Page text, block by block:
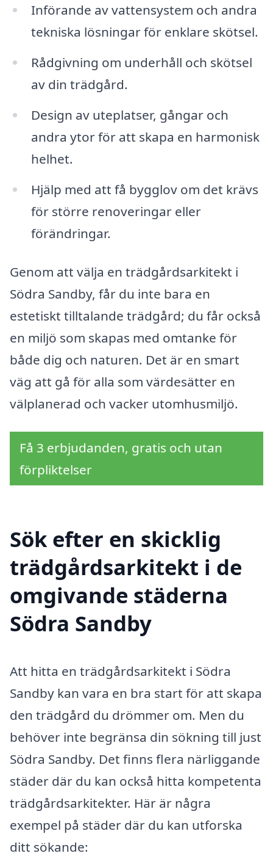
Införande av vattensystem och andra
tekniska lösningar för enklare skötsel.
Rådgivning om underhåll och skötsel
av din trädgård.
Design av uteplatser, gångar och
andra ytor för att skapa en harmonisk
helhet.
Hjälp med att få bygglov om det krävs
för större renoveringar eller
förändringar.
Genom att välja en trädgårdsarkitekt i
Södra Sandby, får du inte bara en
estetiskt tilltalande trädgård; du får också
en miljö som skapas med omtanke för
både dig och naturen. Det är en smart
väg att gå för alla som värdesätter en
välplanerad och vacker utomhusmiljö.
Få 3 erbjudanden, gratis och utan
förpliktelser
Sök efter en skicklig
trädgårdsarkitekt i de
omgivande städerna
Södra Sandby
Att hitta en trädgårdsarkitekt i Södra
Sandby kan vara en bra start för att skapa
den trädgård du drömmer om. Men du
behöver inte begränsa din sökning till just
Södra Sandby. Det finns flera närliggande
städer där du kan också hitta kompetenta
trädgårdsarkitekter. Här är några
exempel på städer där du kan utforska
ditt sökande: